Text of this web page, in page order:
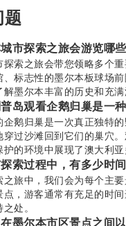
题
市探索之旅会游览哪
探索之旅会带您领略多个
、标志性的墨尔本板球场
墨尔本丰富的历史和充满
岛观看企鹅归巢是一
企鹅归巢是一次真正独特
穿过沙滩回到它们的巢穴
的环境中展现了澳大利亚
索过程中，有多少时
之旅中，我们会为每个主
点，游客通常有充足的时
处。
墨尔本市区景点之间